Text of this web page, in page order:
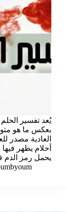
يُعد تفسير
بعكس ما هو
العادية مصدر
أحلام يظهر
يحمل رمز الدم